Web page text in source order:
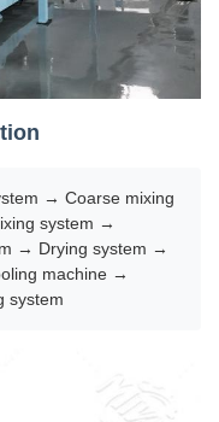
→ Coarse mixing
system →
→ Drying system →
machine →
system